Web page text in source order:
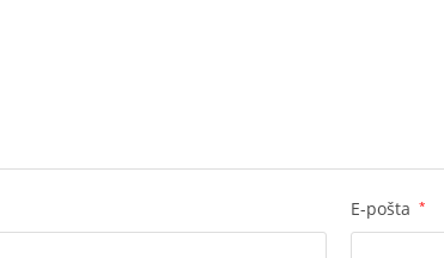
E-pošta *